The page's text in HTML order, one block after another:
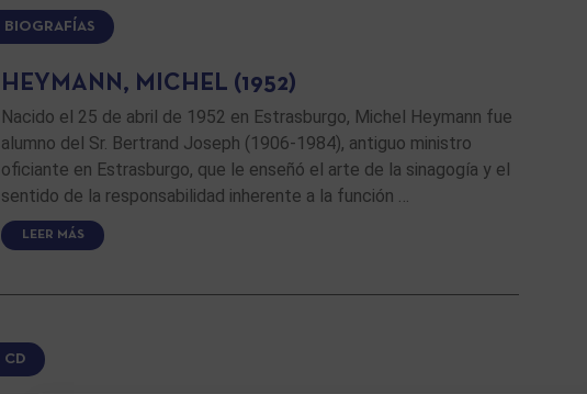
BIOGRAFÍAS
HEYMANN, MICHEL (1952)
Nacido el 25 de abril de 1952 en Estrasburgo, Michel Heymann fue
alumno del Sr. Bertrand Joseph (1906-1984), antiguo ministro
oficiante en Estrasburgo, que le enseñó el arte de la sinagogía y el
sentido de la responsabilidad inherente a la función …
LEER MÁS
CD